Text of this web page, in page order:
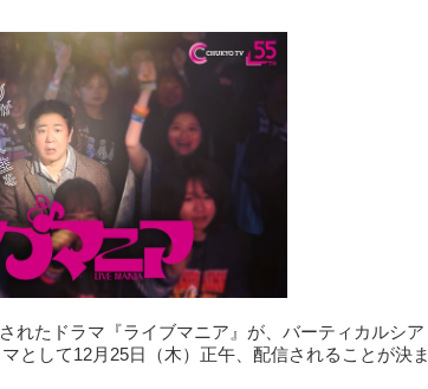
たドラマ『ライブマニア』が、バーティカルシア
として12月25日（木）正午、配信されることが決ま